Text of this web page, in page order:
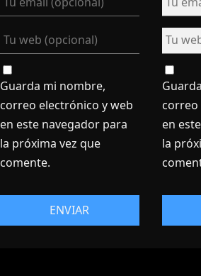
Guarda mi nombre,
correo electrónico y web
en este navegador para
la próxima vez que
comente.
correo
en
la